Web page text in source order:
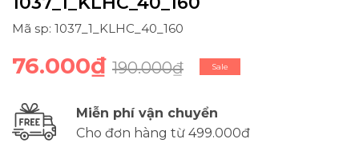
Mã sp: 1037_1_KLHC_40_160
76.000₫ 190.000₫ Sale
Miễn phí vận chuyển
Cho đơn hàng từ 499.000đ